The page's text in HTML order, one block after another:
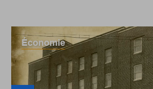
Économie